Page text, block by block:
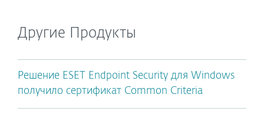
Другие Продукты
Решение ESET Endpoint Security для Windows
получило сертификат Common Criteria